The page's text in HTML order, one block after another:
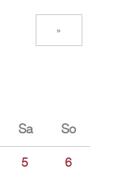
»
Sa So
5 6